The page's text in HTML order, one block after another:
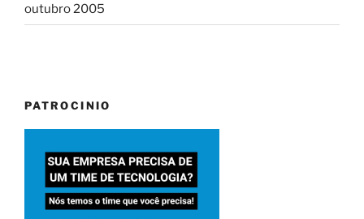
outubro 2005
PATROCINIO